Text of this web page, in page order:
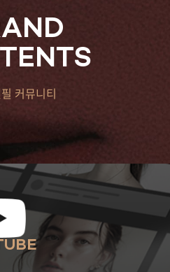
커뮤니티